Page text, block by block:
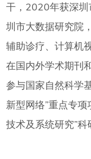
干，2020年获深圳
圳市大数据研究院
辅助诊疗、计算机
在国内外学术期刊
参与国家自然科学
新型网络”重点专
技术及系统研究”科